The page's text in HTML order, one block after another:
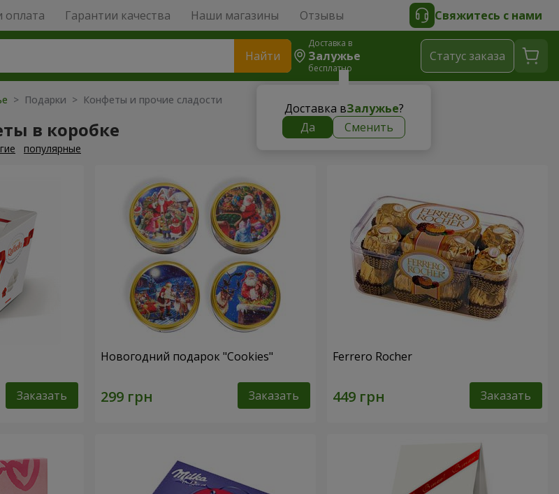
оплата Гарантии качества Наши магазины Отзывы Свяжитесь с нами
Найти
Доставка в
Залужье
бесплатно
Доставка вЗалужье?
Да
Сменить
Cтатус заказа
> Подарки > Конфеты и прочие сладости
в коробке
популярные
Заказать
Новогодний подарок "Cookies"
Заказать
Ferrero Rocher
Заказать